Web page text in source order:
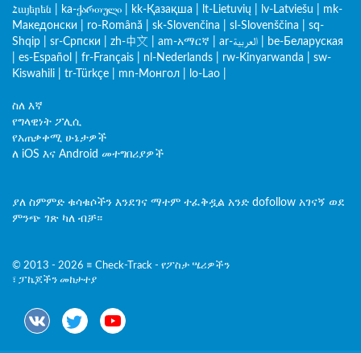
Հայերեն
ka-ქართული kk-Қазақша lt-Lietuvių lv-Latviešu
mk-
Македонски
ro-Română sk-Slovenčina sl-Slovenščina
sq-
Shqip
sr-Српски zh-中文 am-አማርኛ ar-العربية
be-Беларуская
es-Español fr-Français nl-Nederlands rw-Kinyarwanda
sw-
Kiswahili
tr-Türkçe mn-Монгол lo-Lao
ስለ እኛ
የግላዊነት ፖሊሲ
የአጠቃቀሚ ሁኔታዎች
ለ iOS እና Android መተግበሪያዎች
ያለ ስምምድ ቁሳቁሶችን እንደገና ማተም ተፈቅዷል አንድ dofollow አገናኝ ወደ
ምንጭ ገጽ ካለ ብቻ።
© 2013 - 2026 ≡ Check-Track - የፖስታ ሤሪዎችን
፣ ፓኬጆችን መከታተያ